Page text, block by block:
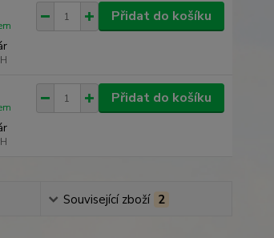
Přidat do košíku
Přidat do košíku
Související zboží 2